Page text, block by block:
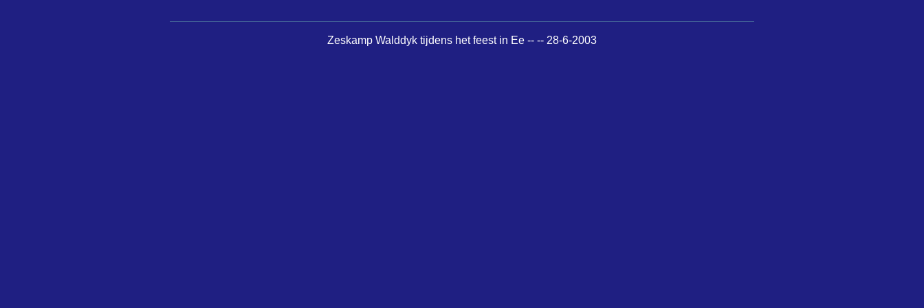
Zeskamp Walddyk tijdens het feest in Ee -- -- 28-6-2003